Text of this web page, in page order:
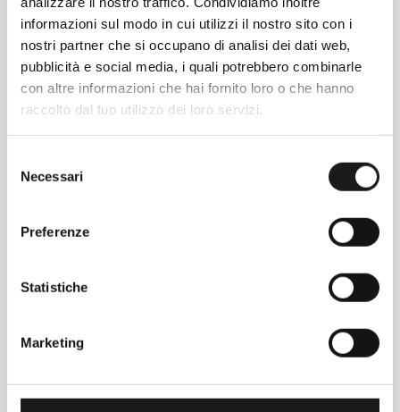
informazioni sul modo in cui utilizzi il nostro sito con i
nostri partner che si occupano di analisi dei dati web,
pubblicità e social media, i quali potrebbero combinarle
con altre informazioni che hai fornito loro o che hanno
raccolto dal tuo utilizzo dei loro servizi.
delNecessari
Preferenze
Statistiche
Marketing
di movimento
Dettagli delle tasche
Due tasche laterali a scomparsa e due
Vestibilità della gamba
La gamba del pantalone è diritta e ampia
Vestibilità comoda, vita alta e lunghezza
Un concreto supporto alle lavoratrici e ai
prodotto